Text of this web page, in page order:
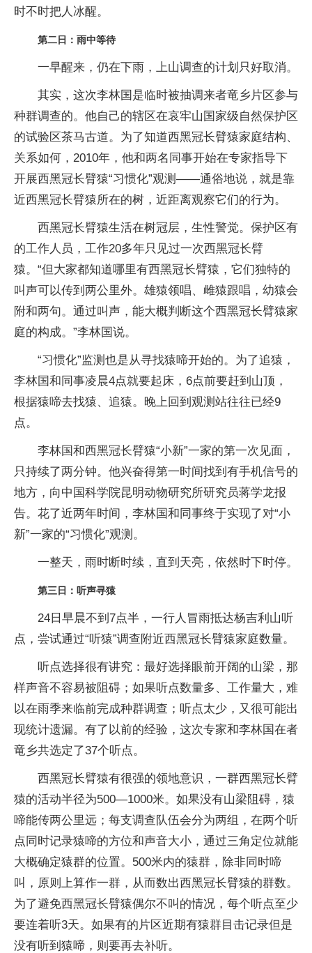
时不时把人冰醒。
第二日：雨中等待
一早醒来，仍在下雨，上山调查的计划只好取消。
其实，这次李林国是临时被抽调来者竜乡片区参与
种群调查的。他自己的辖区在哀牢山国家级自然保护区
的试验区茶马古道。为了知道西黑冠长臂猿家庭结构、
关系如何，2010年，他和两名同事开始在专家指导下
开展西黑冠长臂猿“习惯化”观测——通俗地说，就是靠
近西黑冠长臂猿所在的树，近距离观察它们的行为。
西黑冠长臂猿生活在树冠层，生性警觉。保护区有
的工作人员，工作20多年只见过一次西黑冠长臂
猿。“但大家都知道哪里有西黑冠长臂猿，它们独特的
叫声可以传到两公里外。雄猿领唱、雌猿跟唱，幼猿会
附和两句。通过叫声，能大概判断这个西黑冠长臂猿家
庭的构成。”李林国说。
“习惯化”监测也是从寻找猿啼开始的。为了追猿，
李林国和同事凌晨4点就要起床，6点前要赶到山顶，
根据猿啼去找猿、追猿。晚上回到观测站往往已经9
点。
李林国和西黑冠长臂猿“小新”一家的第一次见面，
只持续了两分钟。他兴奋得第一时间找到有手机信号的
地方，向中国科学院昆明动物研究所研究员蒋学龙报
告。花了近两年时间，李林国和同事终于实现了对“小
新”一家的“习惯化”观测。
一整天，雨时断时续，直到天亮，依然时下时停。
第三日：听声寻猿
24日早晨不到7点半，一行人冒雨抵达杨吉利山听
点，尝试通过“听猿”调查附近西黑冠长臂猿家庭数量。
听点选择很有讲究：最好选择眼前开阔的山梁，那
样声音不容易被阻碍；如果听点数量多、工作量大，难
以在雨季来临前完成种群调查；听点太少，又很可能出
现统计遗漏。有了以前的经验，这次专家和李林国在者
竜乡共选定了37个听点。
西黑冠长臂猿有很强的领地意识，一群西黑冠长臂
猿的活动半径为500—1000米。如果没有山梁阻碍，猿
啼能传两公里远；每支调查队伍会分为两组，在两个听
点同时记录猿啼的方位和声音大小，通过三角定位就能
大概确定猿群的位置。500米内的猿群，除非同时啼
叫，原则上算作一群，从而数出西黑冠长臂猿的群数。
为了避免西黑冠长臂猿偶尔不叫的情况，每个听点至少
要连着听3天。如果有的片区近期有猿群目击记录但是
没有听到猿啼，则要再去补听。